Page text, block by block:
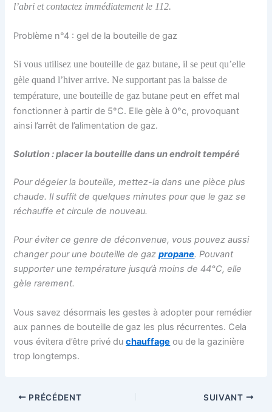
l’abri et contactez immédiatement le 112.
Problème n°4 : gel de la bouteille de gaz
Si vous utilisez une bouteille de gaz butane, il se peut qu’elle
gèle quand l’hiver arrive. Ne supportant pas la baisse de
température, une bouteille de gaz butane peut en effet mal
fonctionner à partir de 5°C. Elle gèle à 0°c, provoquant
ainsi l’arrêt de l’alimentation de gaz.
Solution : placer la bouteille dans un endroit tempéré
Pour dégeler la bouteille, mettez-la dans une pièce plus
chaude. Il suffit de quelques minutes pour que le gaz se
réchauffe et circule de nouveau.
Pour éviter ce genre de déconvenue, vous pouvez aussi
changer pour une bouteille de gazpropane. Pouvant
supporter une température jusqu’à moins de 44°C, elle
gèle rarement.
Vous savez désormais les gestes à adopter pour remédier
aux pannes de bouteille de gaz les plus récurrentes. Cela
vous évitera d’être privé duchauffage ou de la gazinière
trop longtemps.
PRÉCÉDENT SUIVANT